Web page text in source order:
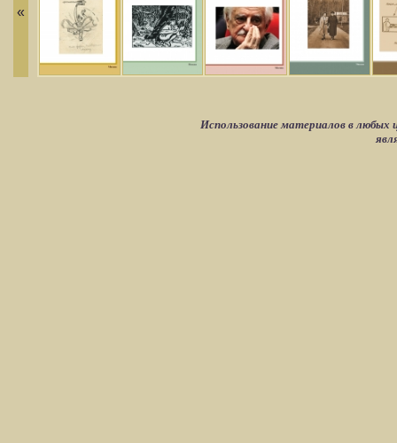
«
Использование материалов в любых